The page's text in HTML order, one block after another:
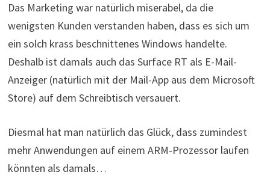
Das Marketing war natürlich miserabel, da die
wenigsten Kunden verstanden haben, dass es sich um
ein solch krass beschnittenes Windows handelte.
Deshalb ist damals auch das Surface RT als E-Mail-
Anzeiger (natürlich mit der Mail-App aus dem Microsoft
Store) auf dem Schreibtisch versauert.
Diesmal hat man natürlich das Glück, dass zumindest
mehr Anwendungen auf einem ARM-Prozessor laufen
könnten als damals…